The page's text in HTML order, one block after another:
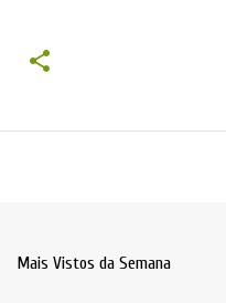
Mais Vistos da Semana